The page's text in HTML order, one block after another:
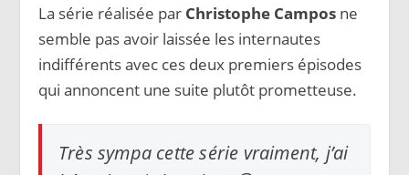
La série réalisée par Christophe Campos ne
semble pas avoir laissée les internautes
indifférents avec ces deux premiers épisodes
qui annoncent une suite plutôt prometteuse.
Très sympa cette série vraiment, j’ai